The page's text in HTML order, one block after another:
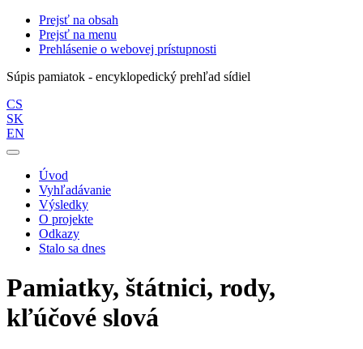
Prejsť na obsah
Prejsť na menu
Prehlásenie o webovej prístupnosti
Súpis pamiatok - encyklopedický prehľad sídiel
CS
SK
EN
Úvod
Vyhľadávanie
Výsledky
O projekte
Odkazy
Stalo sa dnes
Pamiatky, štátnici, rody,
kľúčové slová